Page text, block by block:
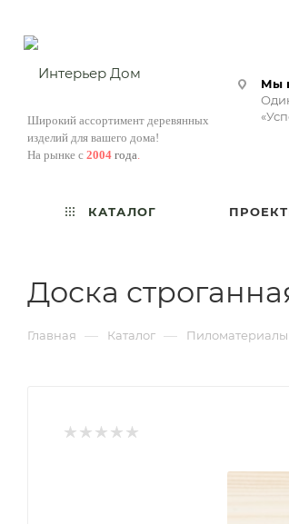
Широкий ассортимент деревянных
изделий для вашего дома!
На рынке с 2004 года.
Мы
КАТАЛОГ
Доска
Главная — Каталог — Пиломатериалы